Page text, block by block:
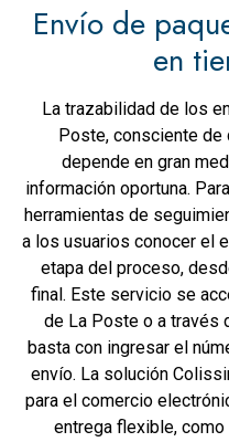
Envío de
en
La trazabilidad de los
Poste, consciente
depende en gran
información oportuna.
herramientas de
a los usuarios conocer el
etapa del proceso,
final. Este servicio se
de La Poste o a través
basta con ingresar el
envío. La solución
para el comercio
entrega flexible,